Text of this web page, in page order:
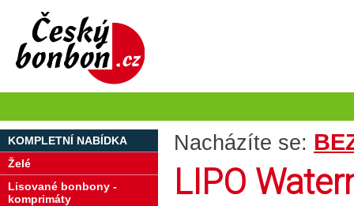
Nacházíte se:
LIPO
KOMPLETNÍ NABÍDKA
Želé
Lisované bonbony -
komprimáty